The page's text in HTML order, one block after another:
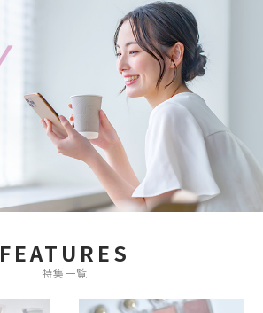
FEATURES
特集一覧